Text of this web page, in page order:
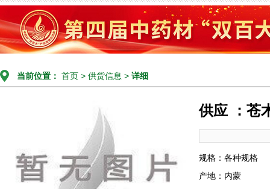
当前位置： 首页 > 供货信息 > 详细
供应 ：苍
规格：各种规格
产地：内蒙